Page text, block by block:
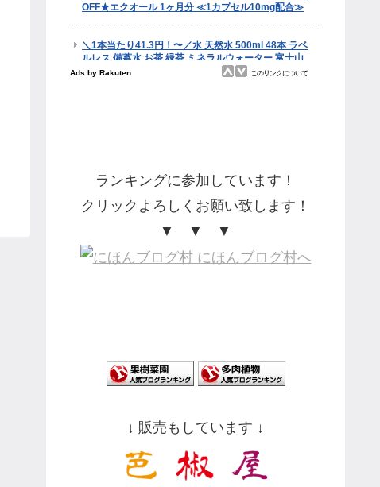
ランキングに参加しています！
クリックよろしくお願い致します！
▼ ▼ ▼
↓ 販売もしています ↓